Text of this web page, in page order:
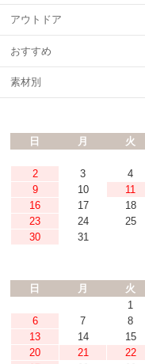
アウトドア
おすすめ
素材別
日
月 火
2
3 4
9
10 11
16
17 18
23
24 25
30
31
日
月 火
1
6
7 8
13
14 15
20
21 22